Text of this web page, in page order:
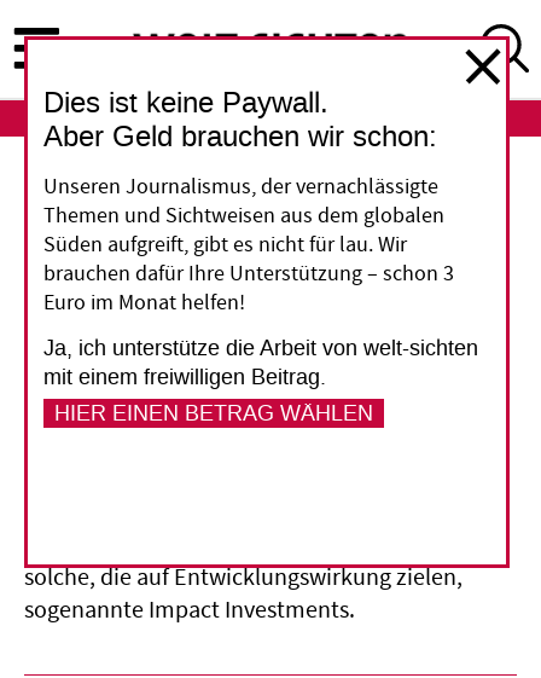
zum
Inhalt
ABO
Investitionen
SDG Finanzierung:
Hoffen auf Impact
Investment
Die Vereinten Nationen schätzen den
solche, die auf Entwicklungswirkung zielen,
sogenannte Impact Investments.
Dies ist keine Paywall.
Aber Geld brauchen wir schon:
Unseren Journalismus, der vernachlässigte
Themen und Sichtweisen aus dem globalen
Süden aufgreift, gibt es nicht für lau. Wir
brauchen dafür Ihre Unterstützung – schon 3
Euro im Monat helfen!
Ja, ich unterstütze die Arbeit von welt-sichten
mit einem freiwilligen Beitrag.
HIER EINEN BETRAG WÄHLEN